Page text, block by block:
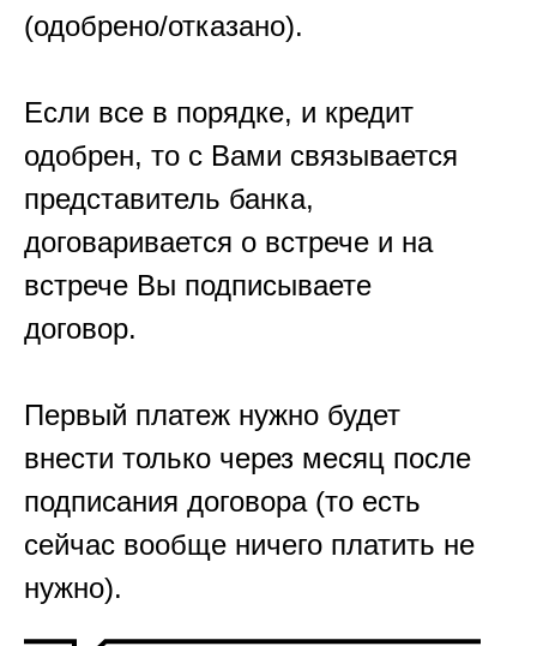
(одобрено/отказано).
Если все в порядке, и кредит
одобрен, то с Вами связывается
представитель банка,
договаривается о встрече и на
встрече Вы подписываете
договор.
Первый платеж нужно будет
внести только через месяц после
подписания договора (то есть
сейчас вообще ничего платить не
нужно).